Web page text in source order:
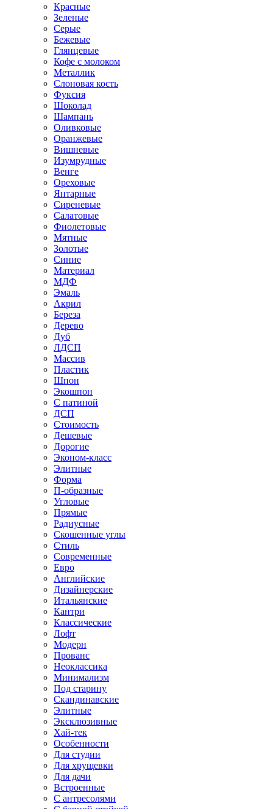
Красные
Зеленые
Серые
Бежевые
Глянцевые
Кофе с молоком
Металлик
Слоновая кость
Фуксия
Шоколад
Шампань
Оливковые
Оранжевые
Вишневые
Изумрудные
Венге
Ореховые
Янтарные
Сиреневые
Салатовые
Фиолетовые
Мятные
Золотые
Синие
Материал
МДФ
Эмаль
Акрил
Береза
Дерево
Дуб
ЛДСП
Массив
Пластик
Шпон
Экошпон
С патиной
ДСП
Стоимость
Дешевые
Дорогие
Эконом-класс
Элитные
Форма
П-образные
Угловые
Прямые
Радиусные
Скошенные углы
Стиль
Современные
Евро
Английские
Дизайнерские
Итальянские
Кантри
Классические
Лофт
Модерн
Прованс
Неоклассика
Минимализм
Под старину
Скандинавские
Элитные
Эксклюзивные
Хай-тек
Особенности
Для студии
Для хрущевки
Для дачи
Встроенные
С антресолями